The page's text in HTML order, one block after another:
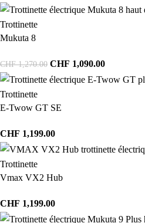
Trottinette
Mukuta 8
CHF1,270.00 CHF 1,090.00
Trottinette
E-Twow GT SE
CHF 1,199.00
Trottinette
Vmax VX2 Hub
CHF 1,199.00